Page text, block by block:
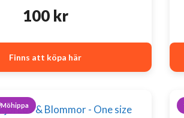
100 kr
Finns att köpa här
Möhippa